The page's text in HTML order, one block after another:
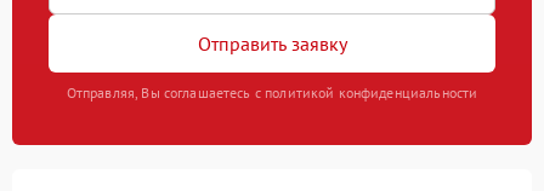
Отправить заявку
Отправляя, Вы соглашаетесь с политикой конфиденциальности